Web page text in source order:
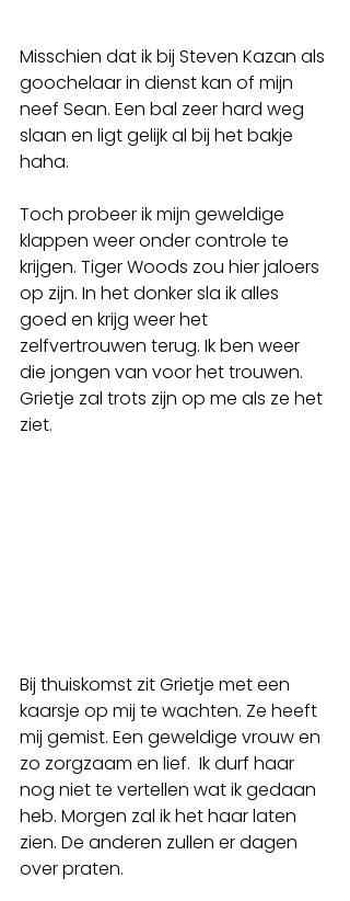
Misschien dat ik bij Steven Kazan als
goochelaar in dienst kan of mijn
neef Sean. Een bal zeer hard weg
slaan en ligt gelijk al bij het bakje
haha.
Toch probeer ik mijn geweldige
klappen weer onder controle te
krijgen. Tiger Woods zou hier jaloers
op zijn. In het donker sla ik alles
goed en krijg weer het
zelfvertrouwen terug. Ik ben weer
die jongen van voor het trouwen.
Grietje zal trots zijn op me als ze het
ziet.
Bij thuiskomst zit Grietje met een
kaarsje op mij te wachten. Ze heeft
mij gemist. Een geweldige vrouw en
zo zorgzaam en lief.  Ik durf haar
nog niet te vertellen wat ik gedaan
heb. Morgen zal ik het haar laten
zien. De anderen zullen er dagen
over praten.